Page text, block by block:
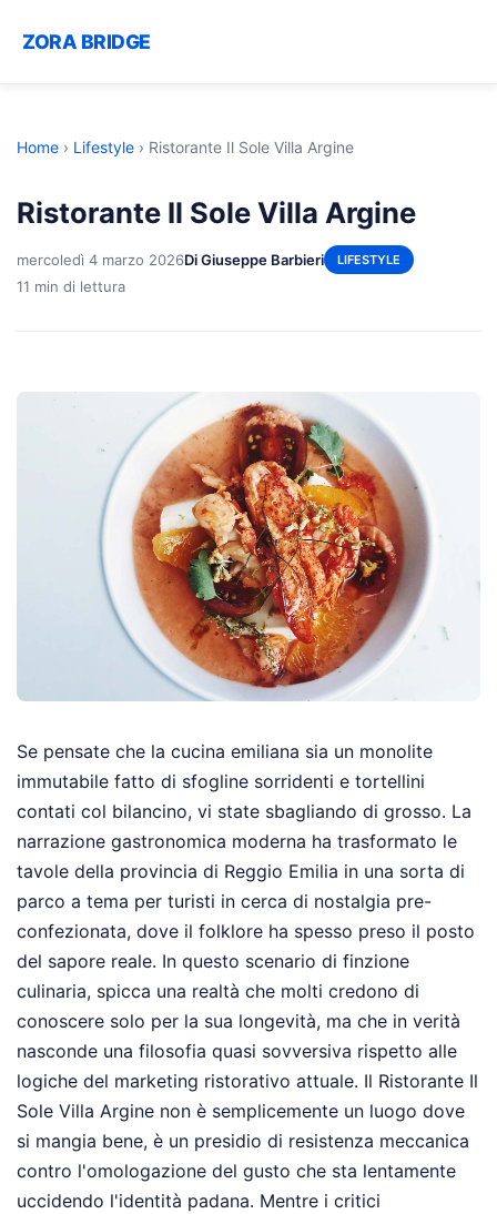
ZORA BRIDGE
Home › Lifestyle › Ristorante Il Sole Villa Argine
Ristorante Il Sole Villa Argine
mercoledì 4 marzo 2026Di Giuseppe Barbieri LIFESTYLE
11 min di lettura
Se pensate che la cucina emiliana sia un monolite
immutabile fatto di sfogline sorridenti e tortellini
contati col bilancino, vi state sbagliando di grosso. La
narrazione gastronomica moderna ha trasformato le
tavole della provincia di Reggio Emilia in una sorta di
parco a tema per turisti in cerca di nostalgia pre-
confezionata, dove il folklore ha spesso preso il posto
del sapore reale. In questo scenario di finzione
culinaria, spicca una realtà che molti credono di
conoscere solo per la sua longevità, ma che in verità
nasconde una filosofia quasi sovversiva rispetto alle
logiche del marketing ristorativo attuale. Il Ristorante Il
Sole Villa Argine non è semplicemente un luogo dove
si mangia bene, è un presidio di resistenza meccanica
contro l'omologazione del gusto che sta lentamente
uccidendo l'identità padana. Mentre i critici